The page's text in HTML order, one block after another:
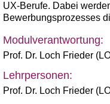
UX-Berufe. Dabei
Bewerbungsprozesses
Modulverantwortung:
Prof. Dr. Loch Frieder
Lehrpersonen:
Prof. Dr. Loch Frieder